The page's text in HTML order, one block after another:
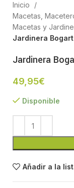
Inicio
Macetas,
Macetas y
Jardinera
Jardinera
49,95€
Disponible
Añadir a la